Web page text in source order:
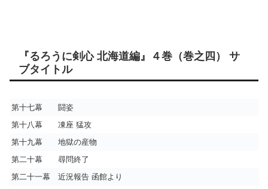
『るろうに剣心 北海道編』４巻（巻之四） サ
ブタイトル
第十七幕 闘姿
第十八幕 凍座 猛攻
第十九幕 地獄の産物
第二十幕 尋問終了
第二十一幕 近況報告 函館より